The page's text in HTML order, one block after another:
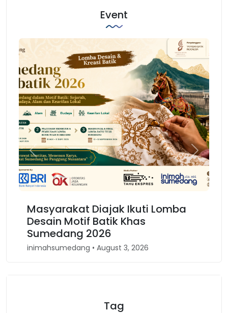
Event
Diajak Ikuti Lomba
Motif Batik Khas
2026
• August 3, 2026
Karnaval
Previous Next
Tag